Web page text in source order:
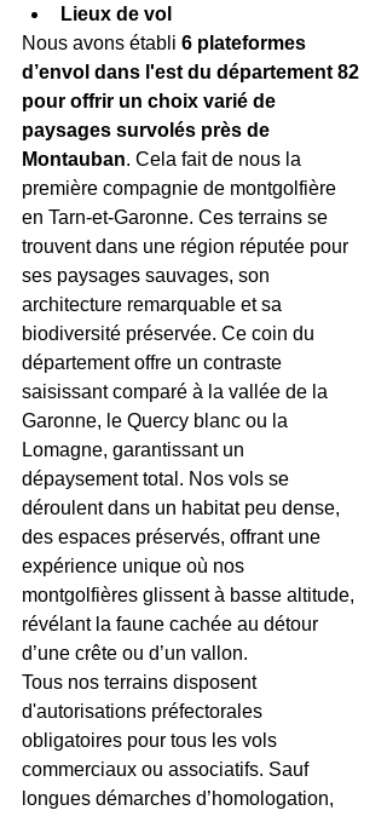
Lieux de vol
Nous avons établi 6 plateformes
d’envol dans l'est du département 82
pour offrir un choix varié de
paysages survolés près de
Montauban. Cela fait de nous la
première compagnie de montgolfière
en Tarn-et-Garonne. Ces terrains se
trouvent dans une région réputée pour
ses paysages sauvages, son
architecture remarquable et sa
biodiversité préservée. Ce coin du
département offre un contraste
saisissant comparé à la vallée de la
Garonne, le Quercy blanc ou la
Lomagne, garantissant un
dépaysement total. Nos vols se
déroulent dans un habitat peu dense,
des espaces préservés, offrant une
expérience unique où nos
montgolfières glissent à basse altitude,
révélant la faune cachée au détour
d’une crête ou d’un vallon.
Tous nos terrains disposent
d'autorisations préfectorales
obligatoires pour tous les vols
commerciaux ou associatifs. Sauf
longues démarches d’homologation,